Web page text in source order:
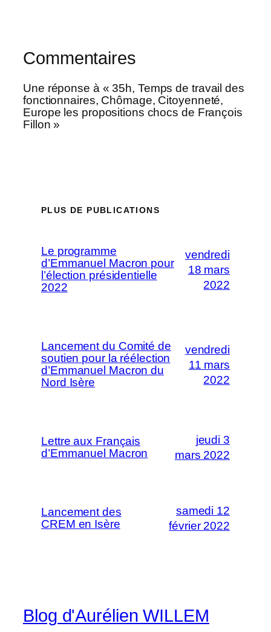
Commentaires
Une réponse à « 35h, Temps de travail des
fonctionnaires, Chômage, Citoyenneté,
Europe les propositions chocs de François
Fillon »
PLUS DE PUBLICATIONS
Le programme
d’Emmanuel Macron pour
l’élection présidentielle
2022
vendredi
18 mars
2022
Lancement du Comité de
soutien pour la réélection
d’Emmanuel Macron du
Nord Isère
vendredi
11 mars
2022
Lettre aux Français
d’Emmanuel Macron
jeudi 3
mars 2022
Lancement des
CREM en Isère
samedi 12
février 2022
Blog d'Aurélien WILLEM